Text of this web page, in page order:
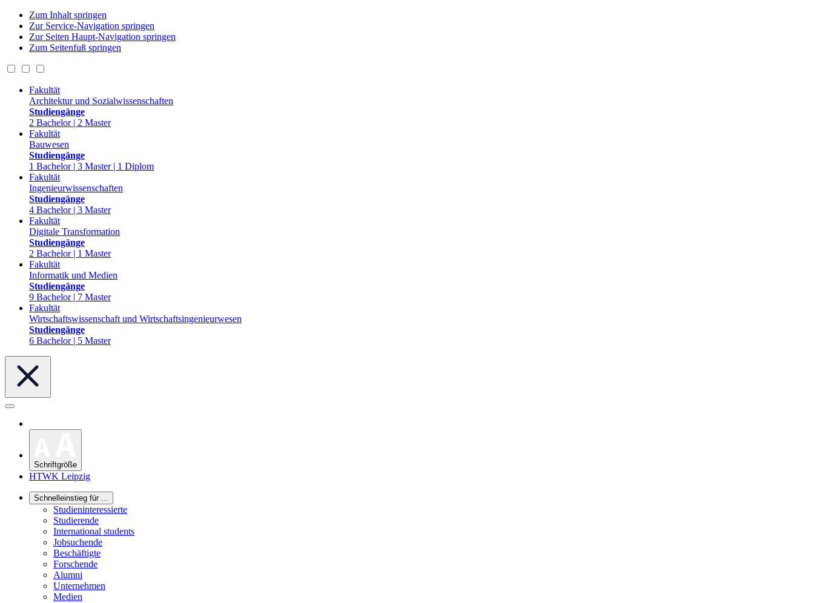
Zum Inhalt springen
Zur Service-Navigation springen
Zur Seiten Haupt-Navigation springen
Zum Seitenfuß springen
Fakultät
Architektur und Sozialwissenschaften
Studiengänge
2 Bachelor | 2 Master
Fakultät
Bauwesen
Studiengänge
1 Bachelor | 3 Master | 1 Diplom
Fakultät
Ingenieurwissenschaften
Studiengänge
4 Bachelor | 3 Master
Fakultät
Digitale Transformation
Studiengänge
2 Bachelor | 1 Master
Fakultät
Informatik und Medien
Studiengänge
9 Bachelor | 7 Master
Fakultät
Wirtschaftswissenschaft und Wirtschaftsingenieurwesen
Studiengänge
6 Bachelor | 5 Master
Schriftgröße
HTWK Leipzig
Schnelleinstieg für ...
Studieninteressierte
Studierende
International students
Jobsuchende
Beschäftigte
Forschende
Alumni
Unternehmen
Medien